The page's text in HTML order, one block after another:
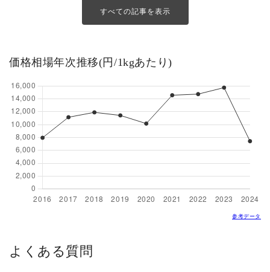
すべての記事を表示
価格相場年次推移(円/1kgあたり)
参考データ
よくある質問